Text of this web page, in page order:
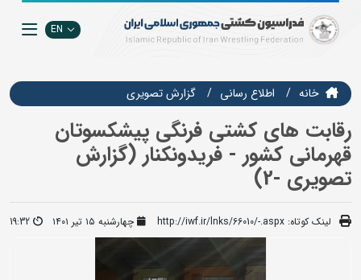
EN
خانه اطلاع رسانی گزارش تصويري
رقابت های کشتی فرنگی پیشکسوتان
قهرمانی کشور - فریدونکنار (گزارش
تصویری -2)
لینک کوتاه: http://iwf.ir/lnks/66010/-.aspx چهارشنبه ۱۵ تیر ۱۴۰۱ 19:32